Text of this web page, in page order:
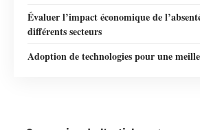
Évaluer l’impact économique de
différents secteurs
Adoption de technologies pour une